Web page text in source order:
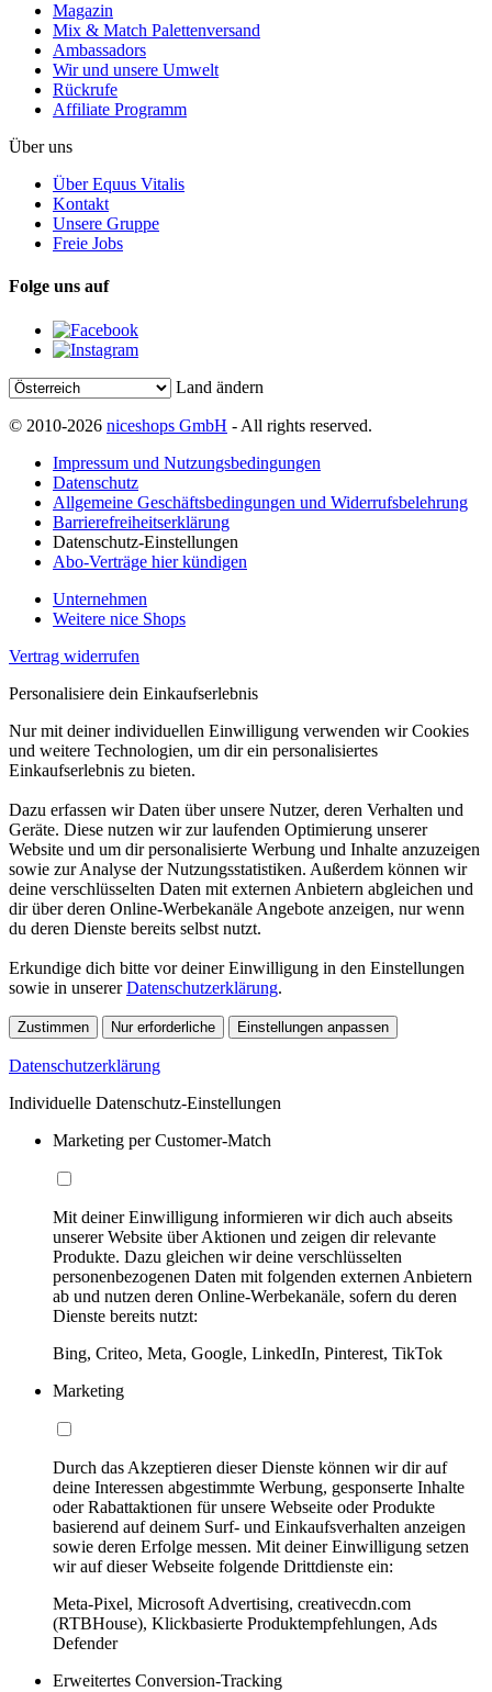
Magazin
Mix & Match Palettenversand
Ambassadors
Wir und unsere Umwelt
Rückrufe
Affiliate Programm
Über uns
Über Equus Vitalis
Kontakt
Unsere Gruppe
Freie Jobs
Folge uns auf
Land ändern
© 2010-2026 niceshops GmbH - All rights reserved.
Impressum und Nutzungsbedingungen
Datenschutz
Allgemeine Geschäftsbedingungen und Widerrufsbelehrung
Barrierefreiheitserklärung
Datenschutz-Einstellungen
Abo-Verträge hier kündigen
Unternehmen
Weitere nice Shops
Vertrag widerrufen
Personalisiere dein Einkaufserlebnis
Nur mit deiner individuellen Einwilligung verwenden wir Cookies
und weitere Technologien, um dir ein personalisiertes
Einkaufserlebnis zu bieten.
Dazu erfassen wir Daten über unsere Nutzer, deren Verhalten und
Geräte. Diese nutzen wir zur laufenden Optimierung unserer
Website und um dir personalisierte Werbung und Inhalte anzuzeigen
sowie zur Analyse der Nutzungsstatistiken. Außerdem können wir
deine verschlüsselten Daten mit externen Anbietern abgleichen und
dir über deren Online-Werbekanäle Angebote anzeigen, nur wenn
du deren Dienste bereits selbst nutzt.
Erkundige dich bitte vor deiner Einwilligung in den Einstellungen
sowie in unsererDatenschutzerklärung.
Zustimmen Nur erforderliche Einstellungen anpassen
Datenschutzerklärung
Individuelle Datenschutz-Einstellungen
Marketing per Customer-Match
Mit deiner Einwilligung informieren wir dich auch abseits
unserer Website über Aktionen und zeigen dir relevante
Produkte. Dazu gleichen wir deine verschlüsselten
personenbezogenen Daten mit folgenden externen Anbietern
ab und nutzen deren Online-Werbekanäle, sofern du deren
Dienste bereits nutzt:
Bing, Criteo, Meta, Google, LinkedIn, Pinterest, TikTok
Marketing
Durch das Akzeptieren dieser Dienste können wir dir auf
deine Interessen abgestimmte Werbung, gesponserte Inhalte
oder Rabattaktionen für unsere Webseite oder Produkte
basierend auf deinem Surf- und Einkaufsverhalten anzeigen
sowie deren Erfolge messen. Mit deiner Einwilligung setzen
wir auf dieser Webseite folgende Drittdienste ein:
Meta-Pixel, Microsoft Advertising, creativecdn.com
(RTBHouse), Klickbasierte Produktempfehlungen, Ads
Defender
Erweitertes Conversion-Tracking